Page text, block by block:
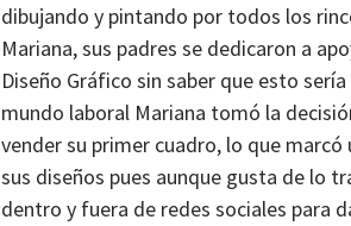
dibujando y pintando por todos los
Mariana, sus padres se dedicaron a
Diseño Gráfico sin saber que esto
mundo laboral Mariana tomó la
vender su primer cuadro, lo que
sus diseños pues aunque gusta de lo
dentro y fuera de redes sociales para